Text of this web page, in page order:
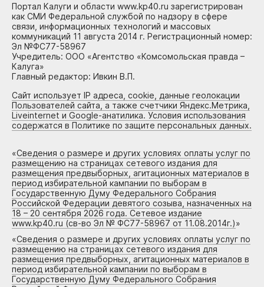
Портал Калуги и области www.kp40.ru зарегистрирован
как СМИ Федеральной службой по надзору в сфере
связи, информационных технологий и массовых
коммуникаций 11 августа 2014 г. Регистрационный номер:
Эл №ФС77-58967
Учредитель: ООО «Агентство «Комсомольская правда –
Калуга»
Главный редактор: Ивкин В.П.
Сайт использует IP адреса, cookie, данные геолокации
Пользователей сайта, а также счетчики Яндекс.Метрика,
Liveinternet и Google-анатилика. Условия использования
содержатся в Политике по защите персональных данных.
«Сведения о размере и других условиях оплаты услуг по
размещению на страницах сетевого издания для
размещения предвыборных, агитационных материалов в
период избирательной кампании по выборам в
Государственную Думу Федерального Собрания
Российской Федерации девятого созыва, назначенных на
18 – 20 сентября 2026 года. Сетевое издание
www.kp40.ru (св-во Эл № ФС77-58967 от 11.08.2014г.)»
«Сведения о размере и других условиях оплаты услуг по
размещению на страницах сетевого издания для
размещения предвыборных, агитационных материалов в
период избирательной кампании по выборам в
Государственную Думу Федерального Собрания